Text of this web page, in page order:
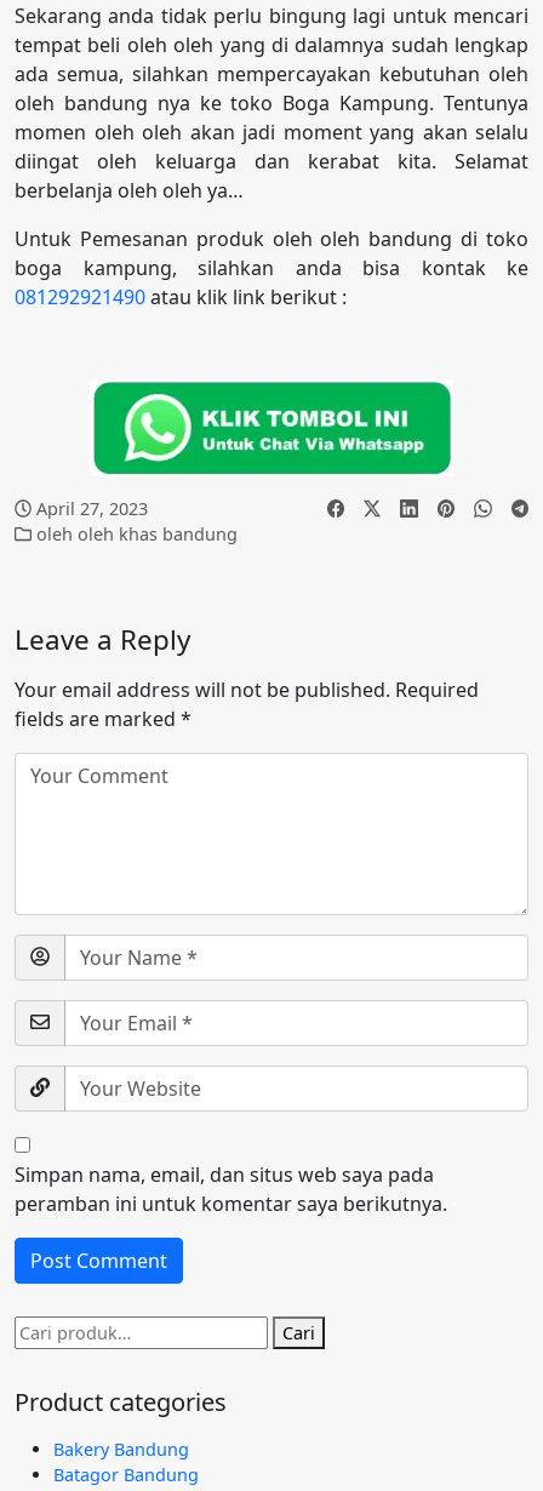
Sekarang anda tidak perlu bingung lagi untuk mencari
tempat beli oleh oleh yang di dalamnya sudah lengkap
ada semua, silahkan mempercayakan kebutuhan oleh
oleh bandung nya ke toko Boga Kampung. Tentunya
momen oleh oleh akan jadi moment yang akan selalu
diingat oleh keluarga dan kerabat kita. Selamat
berbelanja oleh oleh ya…
Untuk Pemesanan produk oleh oleh bandung di toko
boga kampung, silahkan anda bisa kontak ke
081292921490atau klik link berikut :
April 27, 2023
oleh oleh khas bandung
Leave a Reply
Your email address will not be published. Required
fields are marked *
Simpan nama, email, dan situs web saya pada
peramban ini untuk komentar saya berikutnya.
Pencarian
untuk:
Cari
Product categories
Bakery Bandung
Batagor Bandung